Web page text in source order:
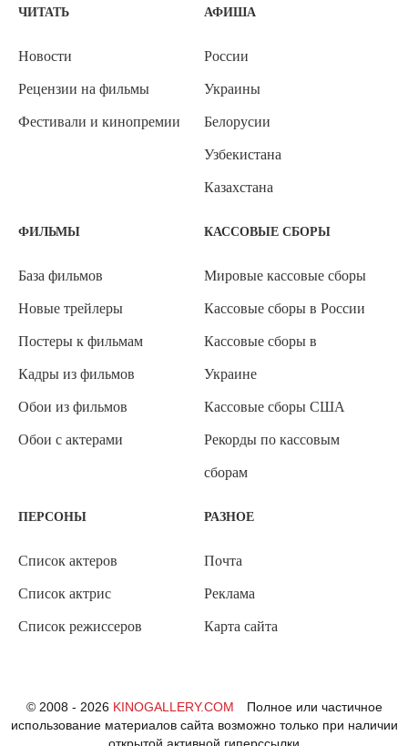
ЧИТАТЬ
Новости
Рецензии на фильмы
Фестивали и кинопремии
АФИША
России
Украины
Белорусии
Узбекистана
Казахстана
ФИЛЬМЫ
База фильмов
Новые трейлеры
Постеры к фильмам
Кадры из фильмов
Обои из фильмов
Обои с актерами
КАССОВЫЕ СБОРЫ
Мировые кассовые сборы
Кассовые сборы в России
Кассовые сборы в
Украине
Кассовые сборы США
Рекорды по кассовым
сборам
ПЕРСОНЫ
Список актеров
Список актрис
Список режиссеров
РАЗНОЕ
Почта
Реклама
Карта сайта
© 2008 - 2026 KINOGALLERY.COM
Полное или частичное
использование материалов сайта возможно только при наличии